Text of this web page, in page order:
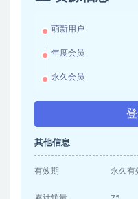
萌新用户
年度会员
永久会员
其他信息
有效期 永久有